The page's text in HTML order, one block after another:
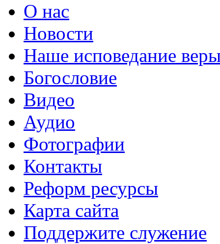
О нас
Новости
Наше исповедание
Богословие
Видео
Аудио
Фотографии
Контакты
Реформ ресурсы
Карта сайта
Поддержите служение